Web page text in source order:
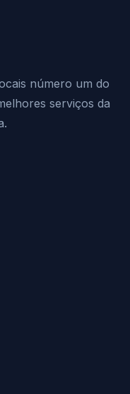
número um do
serviços da